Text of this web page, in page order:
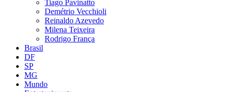
Tiago Pavinatto
Demétrio Vecchioli
Reinaldo Azevedo
Milena Teixeira
Rodrigo França
Brasil
DF
SP
MG
Mundo